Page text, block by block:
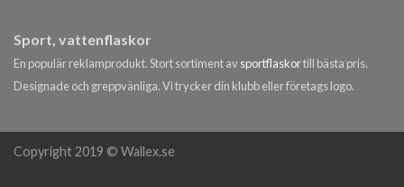
Sport, vattenflaskor
En populär reklamprodukt. Stort sortiment avsportflaskortill bästa pris.
Designade och greppvänliga. Vi trycker din klubb eller företags logo.
Copyright 2019 © Wallex.se